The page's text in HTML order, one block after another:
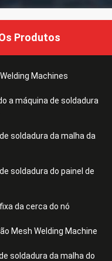
Produtos
Machines
a máquina de soldadura
soldadura da malha da
soldadura do painel de
da cerca do nó
Mesh Welding Machine
soldadura da malha do